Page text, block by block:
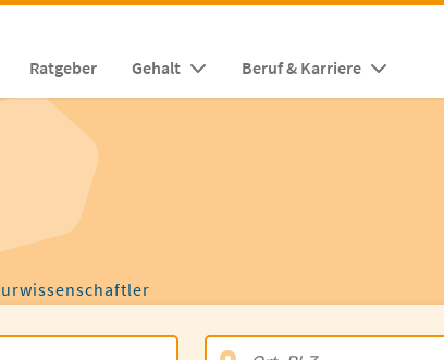
Ratgeber Gehalt Beruf & Karriere